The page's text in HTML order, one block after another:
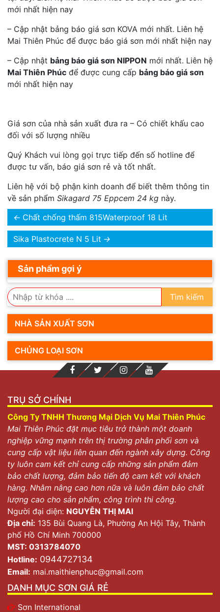
mới nhất hiện nay
– Cập nhật bảng báo giá sơn KOVA mới nhất. Liên hệ
Mai Thiên Phúc để được báo giá sơn mới nhất hiện nay
– Cập nhật bảng báo giá sơn NIPPON mới nhất. Liên hệ
Mai Thiên Phúc để được cung cấp bảng báo giá sơn
mới nhất hiện nay
Giá sơn của nhà sản xuất đưa ra – Có chiết khấu cao
đối với số lượng nhiều
Quý Khách vui lòng gọi trực tiếp đến số hotline để
được tư vấn, báo giá sơn rẻ và tốt nhất.
Liên hệ với bộ phận kinh doanh để biết thêm thông tin
về sản phẩm Sikagard 75 Eppcem 24 kg này.
← Chất chống thấm 815Waterproof 18 Lit
Sika Plastocrete N 5 Lit →
Sản phẩm gợi ý
Tìm kiếm
NHÀ SẢN XUẤT SƠN
CHỦNG LOẠI SƠN
TRỤ SỞ CHÍNH
Công Ty TNHH Thương Mại Dịch Vụ Mai Thiên Phúc
Mai Thiên Phúc đặt mục tiêu trở thành một doanh
nghiệp vững mạnh trên thị trường phân phối sơn và
cung cấp vật liệu liên quan đến ngành xây dựng. Công
ty luôn cam kết chỉ cung cấp những sản phẩm đảm
bảo chất lượng, đảm bảo tiến độ cam kết với khách
hàng. Nhằm nâng cao hơn nữa và luôn đảm bảo chất
lượng cao cho sản phẩm, công trình thi công.
Người đại diện: NGUYỄN THỊ MAI
Địa chỉ: 135 Bùi Quang Là, Phường An Hội Tây, Thành
phố Hồ Chí Minh 700000
MST: 0313784070
Hotline: 0944727134
Email: mai.maithienphuc@gmail.com
DANH MỤC SƠN GIÁ RẺ
Sơn International